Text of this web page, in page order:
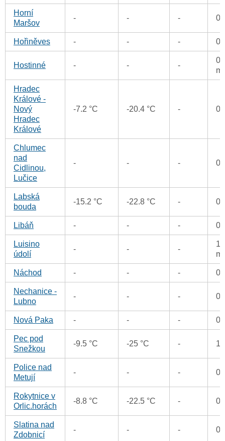
Horní
Maršov
- - - 0
Hořiněves - - - 0
Hostinné - - -
Hradec
Králové -
Nový
Hradec
Králové
-7.2 °C -20.4 °C - 0
Chlumec
nad
Cidlinou,
Lučice
- - - 0
Labská
bouda
-15.2 °C -22.8 °C - 0
Libáň - - - 0
Luisino
údolí
- - -
Náchod - - - 0
Nechanice -
Lubno
- - - 0
Nová Paka - - - 0
Pec pod
Snežkou
-9.5 °C -25 °C - 1
Police nad
Metují
- - - 0
Rokytnice v
Orlic.horách
-8.8 °C -22.5 °C - 0
Slatina nad
Zdobnicí
- - - 0